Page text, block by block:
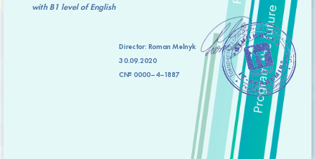
withB1 levelof English
Director: Roman Melnyk
30.09.2020
C№ 0000–4–1887